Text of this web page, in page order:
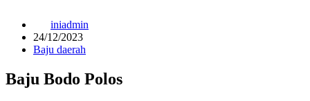
iniadmin
24/12/2023
Baju daerah
Baju Bodo Polos